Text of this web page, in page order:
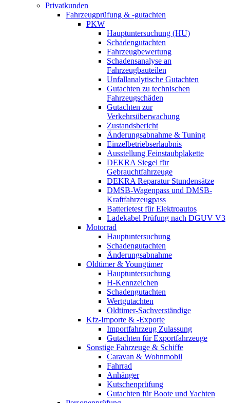
Privatkunden
Fahrzeugprüfung & -gutachten
PKW
Hauptuntersuchung (HU)
Schadengutachten
Fahrzeugbewertung
Schadensanalyse an
Fahrzeugbauteilen
Unfallanalytische Gutachten
Gutachten zu technischen
Fahrzeugschäden
Gutachten zur
Verkehrsüberwachung
Zustandsbericht
Änderungsabnahme & Tuning
Einzelbetriebserlaubnis
Ausstellung Feinstaubplakette
DEKRA Siegel für
Gebrauchtfahrzeuge
DEKRA Reparatur Stundensätze
DMSB-Wagenpass und DMSB-
Kraftfahrzeugpass
Batterietest für Elektroautos
Ladekabel Prüfung nach DGUV V3
Motorrad
Hauptuntersuchung
Schadengutachten
Änderungsabnahme
Oldtimer & Youngtimer
Hauptuntersuchung
H-Kennzeichen
Schadengutachten
Wertgutachten
Oldtimer-Sachverständige
Kfz-Importe & -Exporte
Importfahrzeug Zulassung
Gutachten für Exportfahrzeuge
Sonstige Fahrzeuge & Schiffe
Caravan & Wohnmobil
Fahrrad
Anhänger
Kutschenprüfung
Gutachten für Boote und Yachten